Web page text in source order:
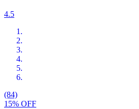
4.5
(84)
15% OFF